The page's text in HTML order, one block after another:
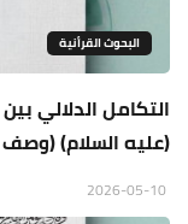
البحوث القرأنية
التكامل الدلالي
(عليه السلام) (وصف